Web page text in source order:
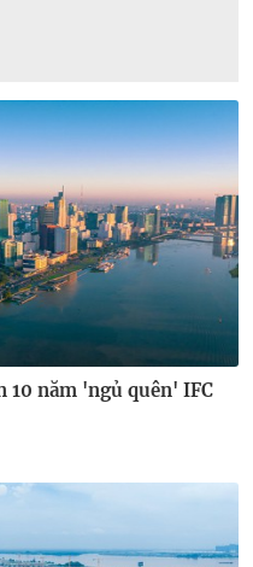
10 năm 'ngủ quên' IFC